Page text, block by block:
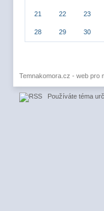
21 22 23
28 29 30
Temnakomora.cz - web pro
Používáte téma